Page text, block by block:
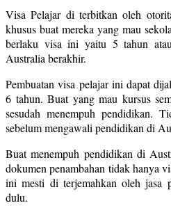
Visa Pelajar di terbitkan oleh
khusus buat mereka yang mau
berlaku visa ini yaitu 5 tahun
Australia berakhir.
Pembuatan visa pelajar ini dapat
6 tahun. Buat yang mau kursus
sesudah menempuh pendidikan.
sebelum mengawali pendidikan di
Buat menempuh pendidikan di
dokumen penambahan tidak hanya
ini mesti di terjemahkan oleh jasa
dulu.